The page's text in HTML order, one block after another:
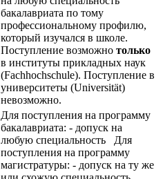
бакалавриата по тому
профессиональному профилю,
который изучался в школе.
Поступление возможно только
в институты прикладных наук
(Fachhochschule). Поступление в
университеты (Universität)
невозможно.
Для поступления на программу
бакалавриата: - допуск на
любую специальность Для
поступления на программу
магистратуры: - допуск на ту же